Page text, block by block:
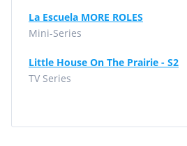
La Escuela MORE ROLES
Mini-Series
Little House On The Prairie - S2
TV Series